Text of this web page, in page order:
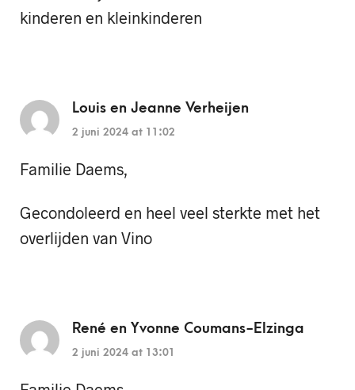
kinderen en kleinkinderen
Louis en Jeanne Verheijen
2 juni 2024 at 11:02
Familie Daems,
Gecondoleerd en heel veel sterkte met het
overlijden van Vino
René en Yvonne Coumans-Elzinga
2 juni 2024 at 13:01